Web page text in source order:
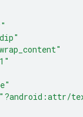
"?android:attr/